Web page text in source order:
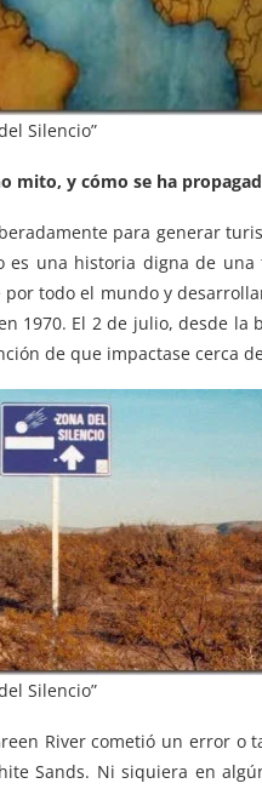
Silencio”
mito, y cómo se ha
para generar
es una historia digna de
todo el mundo y
1970. El 2 de julio, desde
de que impactase cerca
Silencio”
River cometió un error
Sands. Ni siquiera en